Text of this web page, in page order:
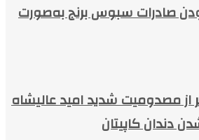
صادرات سبوس برنج به‌صورت
از مصدومیت شدید امید عالیشاه
دندان کاپیتان